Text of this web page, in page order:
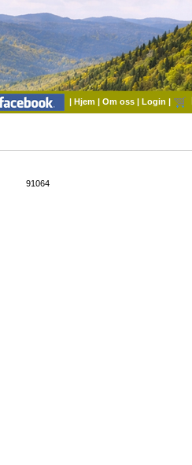
| Hjem | Om oss | Login |
91064